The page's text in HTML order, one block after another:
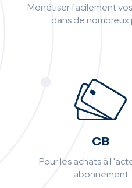
Monétiser facilement
dans de nombreux
CB
Pour les achats à l
abonnement